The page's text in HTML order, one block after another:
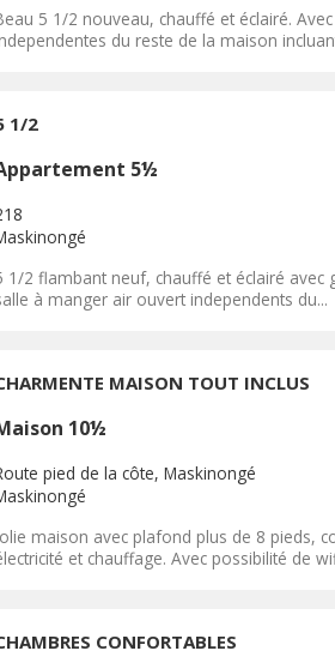
5 1/2 nouveau, chauffé et éclairé.
du reste de la maison
1/2
5½
1/2 flambant neuf, chauffé et éclairé avec
à manger air ouvert independents du...
MAISON TOUT INCLUS
10½
pied de la côte, Maskinongé
maison avec plafond plus de 8 pieds,
et chauffage. Avec possibilité de
CONFORTABLES